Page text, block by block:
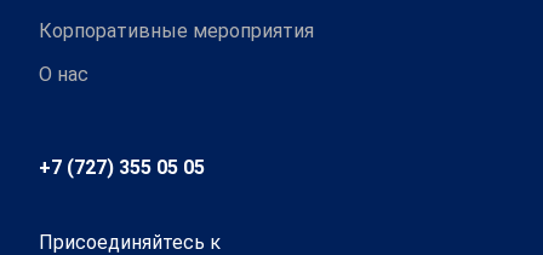
Корпоративные мероприятия
О нас
+7 (727) 355 05 05
Присоединяйтесь к